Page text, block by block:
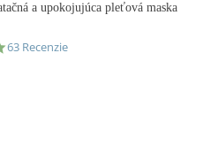
a upokojujúca pleťová maska
4.9
63 Recenzie